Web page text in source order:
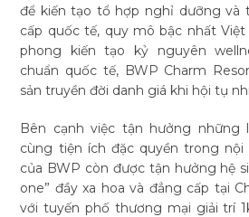
để kiến tạo tổ hợp nghỉ dưỡng và
cấp quốc tế, quy mô bậc nhất
phong kiến tạo kỷ nguyên
chuẩn quốc tế, BWP Charm
sản truyền đời danh giá khi hội tụ
Bên cạnh việc tận hưởng những
cùng tiện ích đặc quyền trong nội
của BWP còn được tận hưởng hệ
one” đầy xa hoa và đẳng cấp tại
với tuyến phố thương mại giải trí